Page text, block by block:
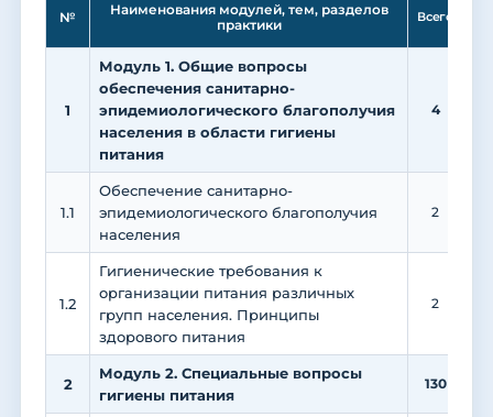
№
Наименования модулей, тем, разделов
практики
Всего
1
Модуль 1. Общие вопросы
обеспечения санитарно-
эпидемиологического благополучия
населения в области гигиены
питания
4
1.1
Обеспечение санитарно-
эпидемиологического благополучия
населения
2
1.2
Гигиенические требования к
организации питания различных
групп населения. Принципы
здорового питания
2
2
Модуль 2. Специальные вопросы
гигиены питания
130